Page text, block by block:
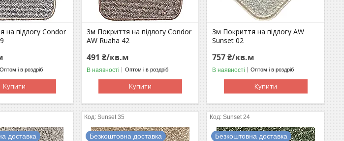
на підлогу Condor
Оптом і в роздріб
Купити
3м Покриття на підлогу Condor
AW Ruaha 42
491 ₴/кв.м
В наявності Оптом і в роздріб
Купити
3м Покриття на підлогу AW
Sunset 02
757 ₴/кв.м
В наявності Оптом і в роздріб
Купити
доставка
Sunset 35
Безкоштовна доставка
Sunset 24
Безкоштовна доставка